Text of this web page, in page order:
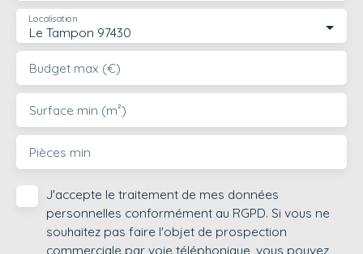
Le Tampon 97430
Localisation
Budget max (€)
Surface min (m²)
Pièces min
J'accepte le traitement de mes données
personnelles conformément au RGPD. Si vous ne
souhaitez pas faire l'objet de prospection
commerciale par voie téléphonique, vous pouvez